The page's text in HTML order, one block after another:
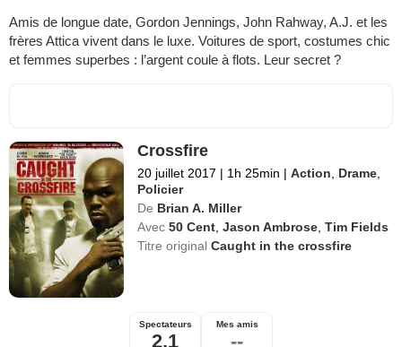
Amis de longue date, Gordon Jennings, John Rahway, A.J. et les
frères Attica vivent dans le luxe. Voitures de sport, costumes chic
et femmes superbes : l’argent coule à flots. Leur secret ?
Crossfire
20 juillet 2017 | 1h 25min | Action Drame
Policier
De Brian A. Miller
Avec 50 Cent ,Jason Ambrose ,Tim Fields
Titre originalCaught in the crossfire
Spectateurs
2,1
Mes amis
--